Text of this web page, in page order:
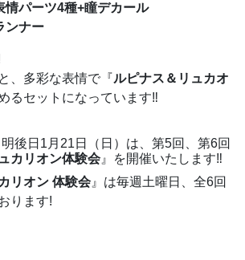
情パーツ4種+瞳デカール
ンナー
、多彩な表情で『ルピナス＆リュカオ
るセットになっています‼
後日1月21日（日）は、第5回、第6回
カリオン体験会 』を開催いたします‼
リオン 体験会 』は毎週土曜日、全6回
ります!